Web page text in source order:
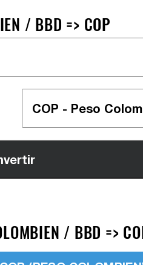
/ BBD => COP
/ BBD =>